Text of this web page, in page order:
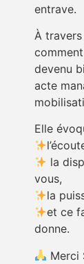
entrave.
À
devenu
acte
Elle
la
vous,
la
et ce
donne.
Merci